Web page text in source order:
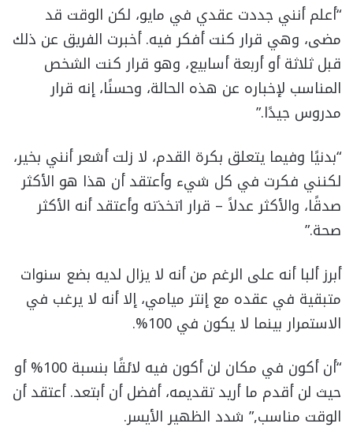
“أعلم أنني جددت عقدي في مايو، لكن الوقت قد
مضى، وهي قرار كنت أفكر فيه. أخبرت الفريق عن ذلك
قبل ثلاثة أو أربعة أسابيع، وهو قرار كنت الشخص
المناسب لإخباره عن هذه الحالة، وحسنًا، إنه قرار
مدروس جيدًا.”
“بدنيًا وفيما يتعلق بكرة القدم، لا زلت أشعر أنني بخير،
لكنني فكرت في كل شيء وأعتقد أن هذا هو الأكثر
صدقًا، والأكثر عدلاً – قرار اتخذته وأعتقد أنه الأكثر
صحة.”
أبرز ألبا أنه على الرغم من أنه لا يزال لديه بضع سنوات
متبقية في عقده مع إنتر ميامي، إلا أنه لا يرغب في
الاستمرار بينما لا يكون في 100%.
“أن أكون في مكان لن أكون فيه لائقًا بنسبة 100% أو
حيث لن أقدم ما أريد تقديمه، أفضل أن أبتعد. أعتقد أن
الوقت مناسب,” شدد الظهير الأيسر.